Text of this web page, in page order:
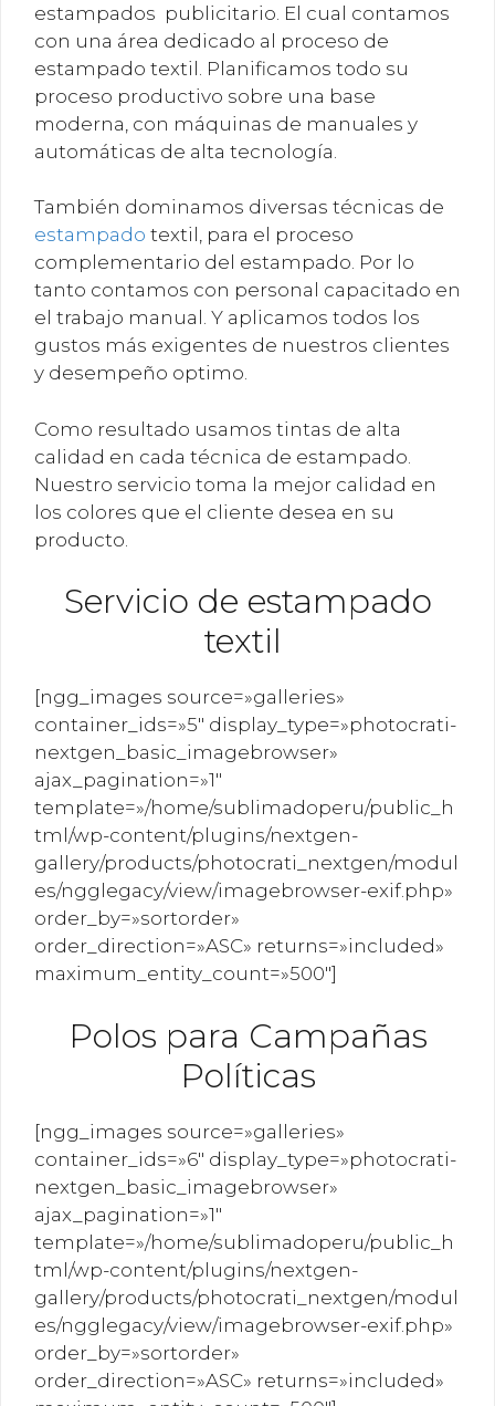
estampados publicitario. El cual contamos
con una área dedicado al proceso de
estampado textil. Planificamos todo su
proceso productivo sobre una base
moderna, con máquinas de manuales y
automáticas de alta tecnología.
También dominamos diversas técnicas de
estampado textil, para el proceso
complementario del estampado. Por lo
tanto contamos con personal capacitado en
el trabajo manual. Y aplicamos todos los
gustos más exigentes de nuestros clientes
y desempeño optimo.
Como resultado usamos tintas de alta
calidad en cada técnica de estampado.
Nuestro servicio toma la mejor calidad en
los colores que el cliente desea en su
producto.
Servicio de estampado
textil
[ngg_images source=»galleries»
container_ids=»5″ display_type=»photocrati-
nextgen_basic_imagebrowser»
ajax_pagination=»1″
template=»/home/sublimadoperu/public_h
tml/wp-content/plugins/nextgen-
gallery/products/photocrati_nextgen/modul
es/ngglegacy/view/imagebrowser-exif.php»
order_by=»sortorder»
order_direction=»ASC» returns=»included»
maximum_entity_count=»500″]
Polos para Campañas
Políticas
[ngg_images source=»galleries»
container_ids=»6″ display_type=»photocrati-
nextgen_basic_imagebrowser»
ajax_pagination=»1″
template=»/home/sublimadoperu/public_h
tml/wp-content/plugins/nextgen-
gallery/products/photocrati_nextgen/modul
es/ngglegacy/view/imagebrowser-exif.php»
order_by=»sortorder»
order_direction=»ASC» returns=»included»